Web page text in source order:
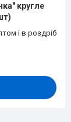
кругле
і в роздріб